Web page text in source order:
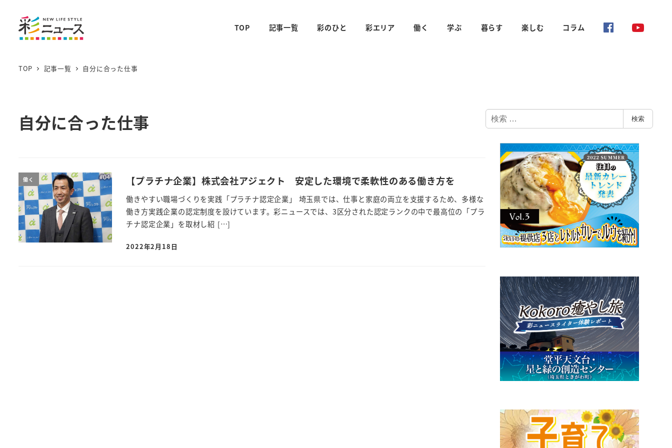
TOP 記事一覧 彩のひと 彩エリア 働く 学ぶ 暮らす 楽しむ コラム
TOP 記事一覧 自分に合った仕事
自分に合った仕事
働く 【プラチナ企業】株式会社アジェクト 安定した環境で柔軟性のある働き方を
働きやすい職場づくりを実践「プラチナ認定企業」 埼玉県では、仕事と家庭の両立を支援するため、多様な
働き方実践企業の認定制度を設けています。彩ニュースでは、3区分された認定ランクの中で最高位の「プラ
チナ認定企業」を取材し紹 […]
2022年2月18日
検
索
検索